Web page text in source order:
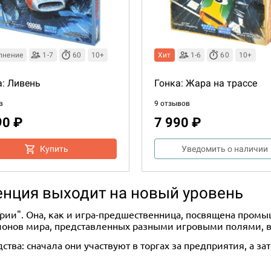
1-7 60 10+
Ливень
₽
Купить
Хит 1-6 60 10+
Гонка: Жара на трассе
9 отзывов
7 990 ₽
Уведомить о наличии
выходит на новый уровень
Она, как и игра-предшественница, посвящена
мира, представленных разными игровыми
сначала они участвуют в торгах за предприятия, а